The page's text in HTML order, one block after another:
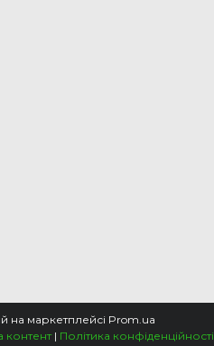
на маркетплейсі Prom.ua
контент | Політика конфіденційності